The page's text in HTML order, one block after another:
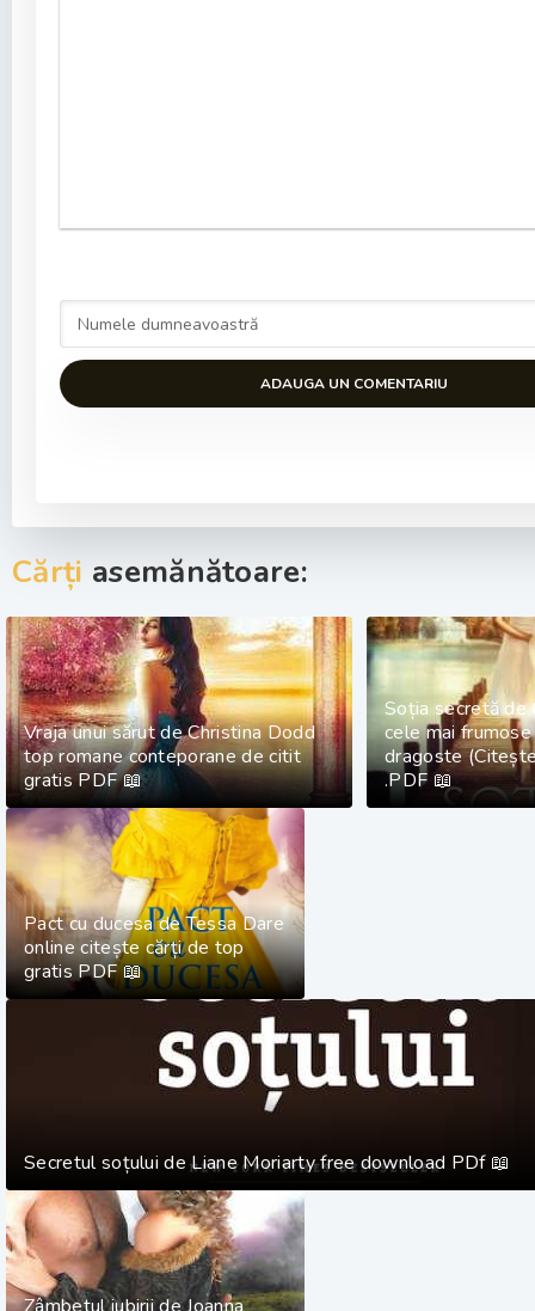
ADAUGA UN COMENTARIU
Cărți asemănătoare:
Vraja unui sărut de Christina Dodd
top romane conteporane de citit
gratis PDF 📖
Soția secretă de
cele mai
dragoste
.PDF 📖
Pact cu ducesa de Tessa Dare
online citește cărți de top
gratis PDF 📖
Secretul soțului de Liane Moriarty free download PDf 📖